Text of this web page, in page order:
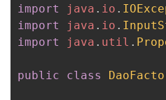
import java . io .
import
java . io .
import
java . util .
public class